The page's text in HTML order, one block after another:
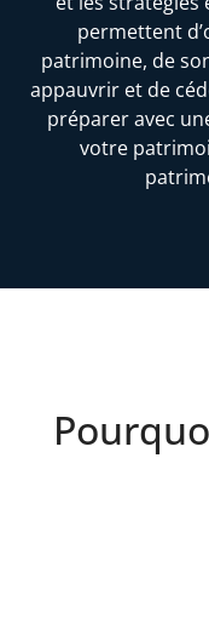
permettent
patrimoine, de
appauvrir et de
préparer avec
votre